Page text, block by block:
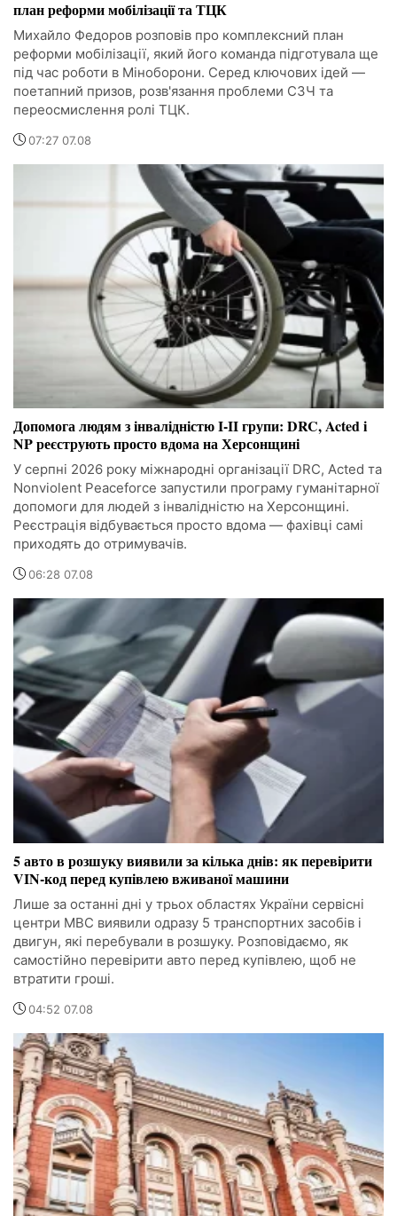
план реформи мобілізації та ТЦК
Михайло Федоров розповів про комплексний план
реформи мобілізації, який його команда підготувала ще
під час роботи в Міноборони. Серед ключових ідей —
поетапний призов, розв'язання проблеми СЗЧ та
переосмислення ролі ТЦК.
07:27 07.08
Допомога людям з інвалідністю I-II групи: DRC, Acted і
NP реєструють просто вдома на Херсонщині
У серпні 2026 року міжнародні організації DRC, Acted та
Nonviolent Peaceforce запустили програму гуманітарної
допомоги для людей з інвалідністю на Херсонщині.
Реєстрація відбувається просто вдома — фахівці самі
приходять до отримувачів.
06:28 07.08
5 авто в розшуку виявили за кілька днів: як перевірити
VIN-код перед купівлею вживаної машини
Лише за останні дні у трьох областях України сервісні
центри МВС виявили одразу 5 транспортних засобів і
двигун, які перебували в розшуку. Розповідаємо, як
самостійно перевірити авто перед купівлею, щоб не
втратити гроші.
04:52 07.08